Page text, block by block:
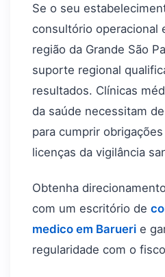
Se o seu
consultório operacional
região da Grande São
suporte regional
resultados. Clínicas
da saúde necessitam
para cumprir
licenças da vigilância
Obtenha
com um escritório de
medico em Barueri e
regularidade com o